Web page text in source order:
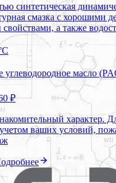
синтетическая
смазка с
а также
углеводородное масло
₽
характер.
ваших условий,